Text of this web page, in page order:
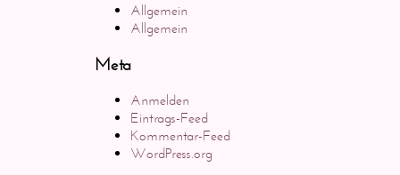
Allgemein
Allgemein
Meta
Anmelden
Eintrags-Feed
Kommentar-Feed
WordPress.org